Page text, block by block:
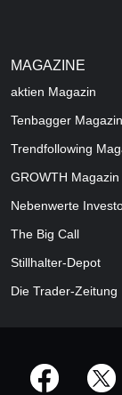
MAGAZINE
aktien Magazin
Tenbagger Magazin
Trendfollowing
GROWTH Magazin
Nebenwerte
The Big Call
Stillhalter-Depot
Die Trader-Zeitung
offizielle Social